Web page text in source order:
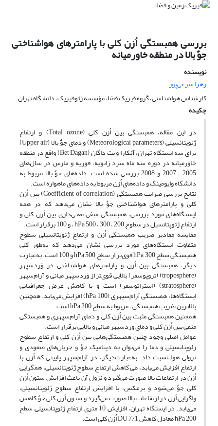
بررسی همبستگی اُزن کلی با پارامترهای هواشناختی
جوٌ بالا در منطقه خاورمیانه
نویسنده
زهرا شرعی‌پور
کارشناس هواشناسی، گروه فیزیک فضا، مؤسسه ژئوفیزیک، دانشگاه تهران
چکیده
در این مقاله، همبستگی بین اُزن کلی (Total ozone) و ارتفاع
ژئوپتانسیلی (Meteorological parameters) و دمای جوٌ بالا (Upper air)
برای سه ایستگاه تهران، آنکارا و بت داگان (Bet Dagan) واقع در منطقه
خاورمیانه در دوره سه ماه سرد ژانویه، فوریه و مارس در سال‌های
2005 ، 2007 و 2008 بررسی شده است. داده‌های جوٌ بالا مربوط به
دانشگاه وایومینگ و داده‌های اُزن مربوط به داده‌های ماهواره است.
نتایج بررسی ضرایب همبستگی (Coefficient of correlation) بین اُزن
کلی و پارامترهای هواشناختی جوٌ بالا نشان می‌دهد که در همه
ایستگاه‌های مورد بررسی، همبستگی منفی معنی‌داری بین اُزن کلی و
ارتفاع ژئوپتانسیل در سطوح hPa 500 ، 300 ، 200 ، و 100 برقرار است.
مقایسه مقادیر ضریب همبستگی اُزن و ارتفاع ژئوپتانسیلی سطوح
متفاوت ایستگاه‌های مورد بررسی نشان می‌دهد که به‌طور کلی
همبستگی سطح hPa 300 قوی‌تر از سطح hPa 500 و 100 است. به‌‌عبارت
‌‌دیگر، همبستگی بین اُزن و پارامترهای هواشناختی در وَرد‌سپهر
(troposphere) (تروپوسفر) بالایی قوی‌تر از وَرد‌سپهر میانی و آرام‌سپهر
(stratosphere) (استراتوسفر) است و با کاهش عرض جغرافیایی
ایستگاه‌ها، همبستگی آرام‌سپهری (hPa 100) افزایش می‌یابد. همچنین
بالاترین ضریب همبستگی ، مربوط به سطح hPa 200 است.
همچنین همبستگی مثبت بین اُزن کلی و دمای آرام‌سپهری و همبستگی
منفی بین اُزن کلی و دمای وَرد‌سپهر میانی و بالایی برقرار است.
عوامل اصلی وجود چنین همبستگی‌هایی بین اُزن کلی و ارتفاع سطوح
ژئوپتانسیلی و دما را می‌توان به دینامیک جوٌ و جریان‌های صعودی و
نزولی هوا نسبت داد. به‌‌عبارت‌‌دیگر، در آرام‌سپهر پایینی که اُزن با
ارتفاع افزایش می‌یابد، طی کاهش ارتفاع سطوح ژئوپتانسیلی، همگرایی
اُزن در ارتفاعات بالا صورت می‌گیرد و نزول آن باعث افزایش ستون اُزن
کلی جوٌ می‌شود و برعکس، با افزایش ارتفاع سطوح ژئوپتانسیلی،
واگرایی اُزن در ارتفاعات بالا صورت می‌گیرد و ستون اُزن کلی جوٌ کاهش
می‌یابد. در ایستگاه تهران، افزایش 10 متری ارتفاع ژئوپتانسیلی سطح
hPa 200 معادل کاهش DU 7/1 اُزن کلی است.